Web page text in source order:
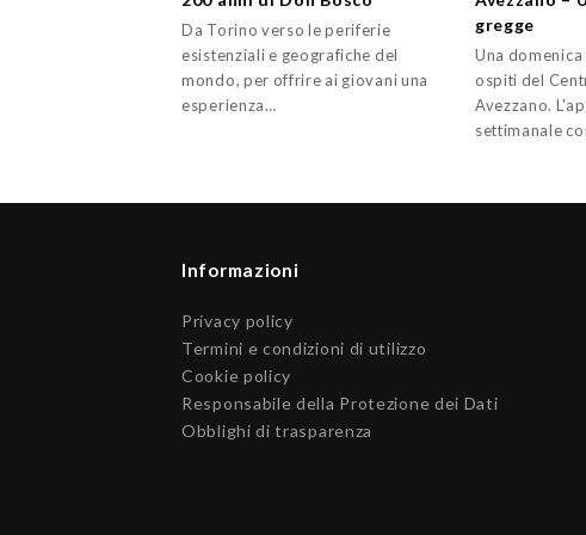
Da Torino verso le periferie
esistenziali e geografiche del
mondo, per offrire ai giovani una
esperienza…
gregge
Una
ospiti del
Avezzano.
settimanale
Informazioni
Privacy policy
Termini e condizioni di utilizzo
Cookie policy
Responsabile della Protezione dei Dati
Obblighi di trasparenza